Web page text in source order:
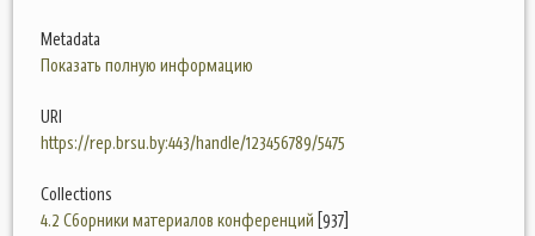
Metadata
Показать полную информацию
URI
https://rep.brsu.by:443/handle/123456789/5475
Collections
4.2 Сборники материалов конференций [937]